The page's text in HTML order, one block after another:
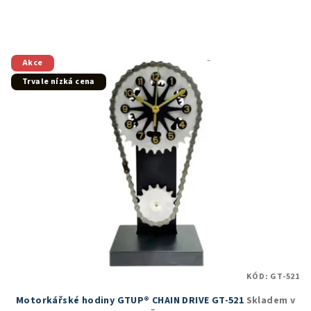
Akce
Trvale nízká cena
Motorkářské hodiny GTUP® CHAIN DRIVE GT-521 Skladem v
KÓD: GT-521